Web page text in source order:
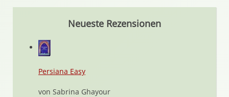
Neueste Rezensionen
Persiana Easy
von Sabrina Ghayour